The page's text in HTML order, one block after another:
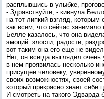
расплывшись в улыбке,
- Здравствуйте, - кивнула
на тот липкий взгляд, которым
как всем, что сейчас
Белле казалось, что она
эмоций: злости, радости,
вот таким она его еще не
Нет, он всегда выглядел
в нем проявилась несколько
присущее человеку,
своих возможностях, своей
который прекрасно знает себе
И смотреть на такого Эдварда